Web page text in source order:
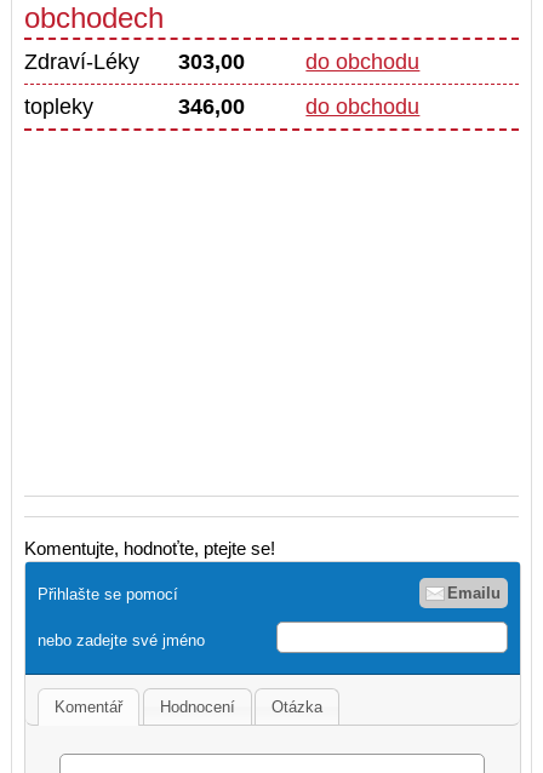
obchodech
Zdraví-Léky 303,00
do obchodu
topleky
346,00 do obchodu
Komentujte, hodnoťte, ptejte se!
Přihlašte se pomocí Emailu
nebo zadejte své jméno
Komentář Hodnocení Otázka